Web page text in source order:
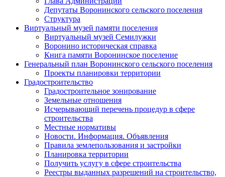
Депутаты Воронинского сельского поселения
Структура
Виртуальный музей памяти поселения
Виртуальный музей Семилужки
Воронино историческая справка
Книга памяти Воронинское поселение
Генеральный план Воронинского сельского поселения
Проекты планировки территории
Градостроительство
Градостроительное зонирование
Земельные отношения
Исчерывающий перечень процедур в сфере
строительства
Местные нормативы
Новости. Информация. Объявления
Правила землепользования и застройки
Планировка территории
Получить услугу в сфере строительства
Реестры выданных разрешений на строительство,